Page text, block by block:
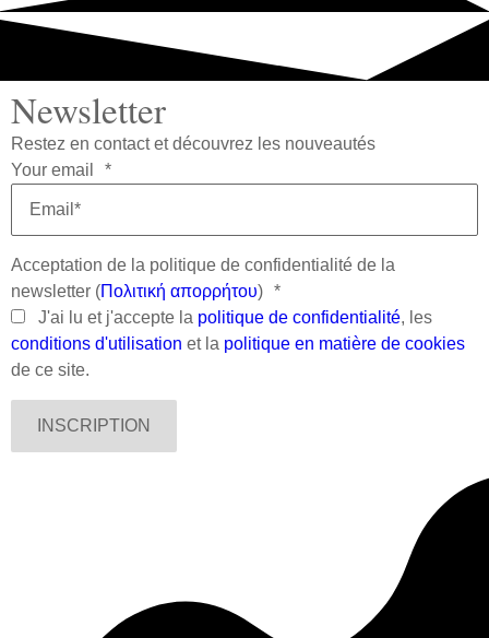
Newsletter
Restez en contact et découvrez les nouveautés
Your email
*
Acceptation de la politique de confidentialité de la
newsletter (Πολιτική απορρήτου) *
J'ai lu et j'accepte la politique de confidentialité, les
conditions d'utilisation et la politique en matière de cookies
de ce site.